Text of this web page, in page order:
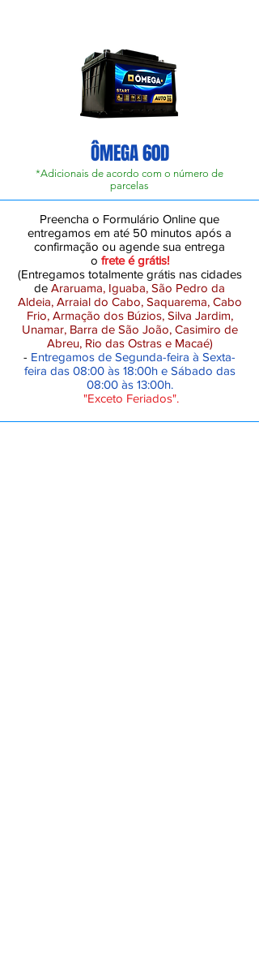
ÔMEGA 60D
*Adicionais de acordo com o número de
parcelas
Preencha o Formulário Online que
entregamos em até 50 minutos após a
confirmação ou agende sua entrega
o frete é grátis!
(Entregamos totalmente grátis nas cidades
de Araruama, Iguaba, São Pedro da
Aldeia, Arraial do Cabo, Saquarema, Cabo
Frio, Armação dos Búzios, Silva Jardim,
Unamar, Barra de São João, Casimiro de
Abreu, Rio das Ostras e Macaé)
- Entregamos de Segunda-feira à Sexta-
feira das 08:00 às 18:00h e Sábado das
08:00 às 13:00h.
"Exceto Feriados".